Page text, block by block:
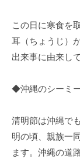
この日に寒食を
耳（ちょうじ）
出来事に由来し
◆沖縄のシーミー
清明節は沖縄で
明の頃、親族一
ます。沖縄の道